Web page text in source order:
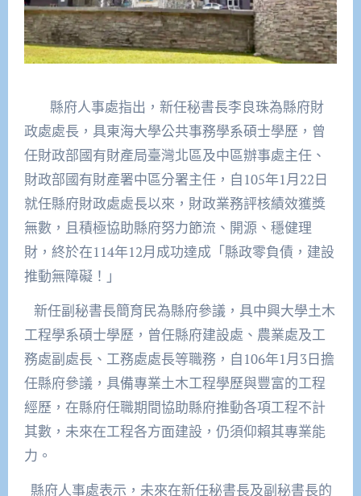
縣府人事處指出，新任秘書長李良珠為縣府財
政處處長，具東海大學公共事務學系碩士學歷，曾
任財政部國有財產局臺灣北區及中區辦事處主任、
財政部國有財產署中區分署主任，自105年1月22日
就任縣府財政處處長以來，財政業務評核績效獲獎
無數，且積極協助縣府努力節流、開源、穩健理
財，終於在114年12月成功達成「縣政零負債，建設
推動無障礙！」
新任副秘書長簡育民為縣府參議，具中興大學土木
工程學系碩士學歷，曾任縣府建設處、農業處及工
務處副處長、工務處處長等職務，自106年1月3日擔
任縣府參議，具備專業土木工程學歷與豐富的工程
經歷，在縣府任職期間協助縣府推動各項工程不計
其數，未來在工程各方面建設，仍須仰賴其專業能
力。
縣府人事處表示，未來在新任秘書長及副秘書長的